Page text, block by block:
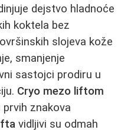
dejstvo hladnoće
koktela bez
slojeva kože
smanjenje
sastojci prodiru u
Cryo mezo liftom
znakova
vidljivi su odmah